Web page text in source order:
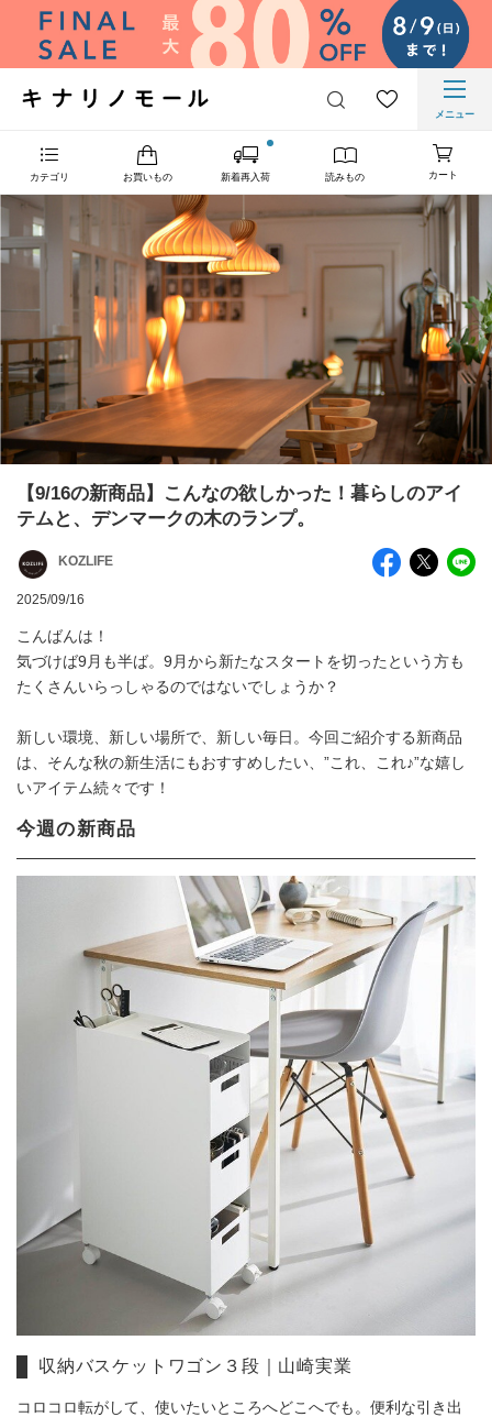
メニュー
カテゴリ お買いもの 新着再入荷 読みもの カート
【9/16の新商品】こんなの欲しかった！暮らしのアイ
テムと、デンマークの木のランプ。
KOZLIFE
2025/09/16
こんばんは！
気づけば9月も半ば。9月から新たなスタートを切ったという方も
たくさんいらっしゃるのではないでしょうか？
新しい環境、新しい場所で、新しい毎日。今回ご紹介する新商品
は、そんな秋の新生活にもおすすめしたい、”これ、これ♪”な嬉し
いアイテム続々です！
今週の新商品
収納バスケットワゴン３段｜山崎実業
コロコロ転がして、使いたいところへどこへでも。便利な引き出